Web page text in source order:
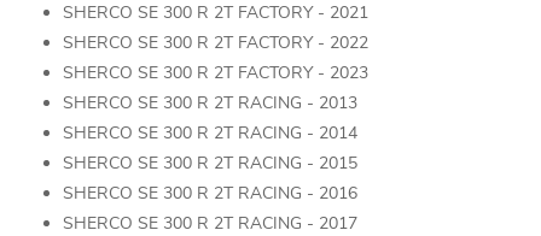
SHERCO SE 300 R 2T FACTORY - 2021
SHERCO SE 300 R 2T FACTORY - 2022
SHERCO SE 300 R 2T FACTORY - 2023
SHERCO SE 300 R 2T RACING - 2013
SHERCO SE 300 R 2T RACING - 2014
SHERCO SE 300 R 2T RACING - 2015
SHERCO SE 300 R 2T RACING - 2016
SHERCO SE 300 R 2T RACING - 2017